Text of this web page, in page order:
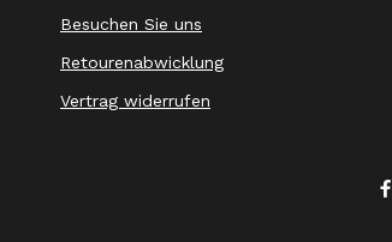
Besuchen Sie uns
Retourenabwicklung
Vertrag widerrufen